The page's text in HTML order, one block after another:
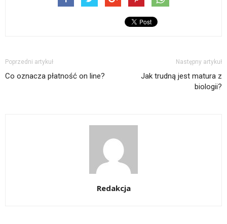
Poprzedni artykuł
Co oznacza płatność on line?
Następny artykuł
Jak trudną jest matura z
biologii?
Redakcja